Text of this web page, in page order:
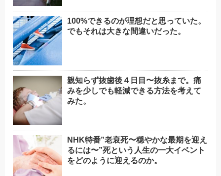
100%できるのが理想だと思っていた。
でもそれは大きな間違いだった。
親知らず抜歯後４日目〜抜糸まで。痛
みを少しでも軽減できる方法を考えて
みた。
NHK特番”老衰死〜穏やかな最期を迎え
るには〜”死という人生の一大イベント
をどのように迎えるのか。